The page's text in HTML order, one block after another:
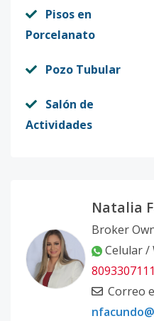
Pisos en
Porcelanato
Pozo Tubular
Salón de
Actividades
Natalia
Broker
Celular /
8093307111
Correo